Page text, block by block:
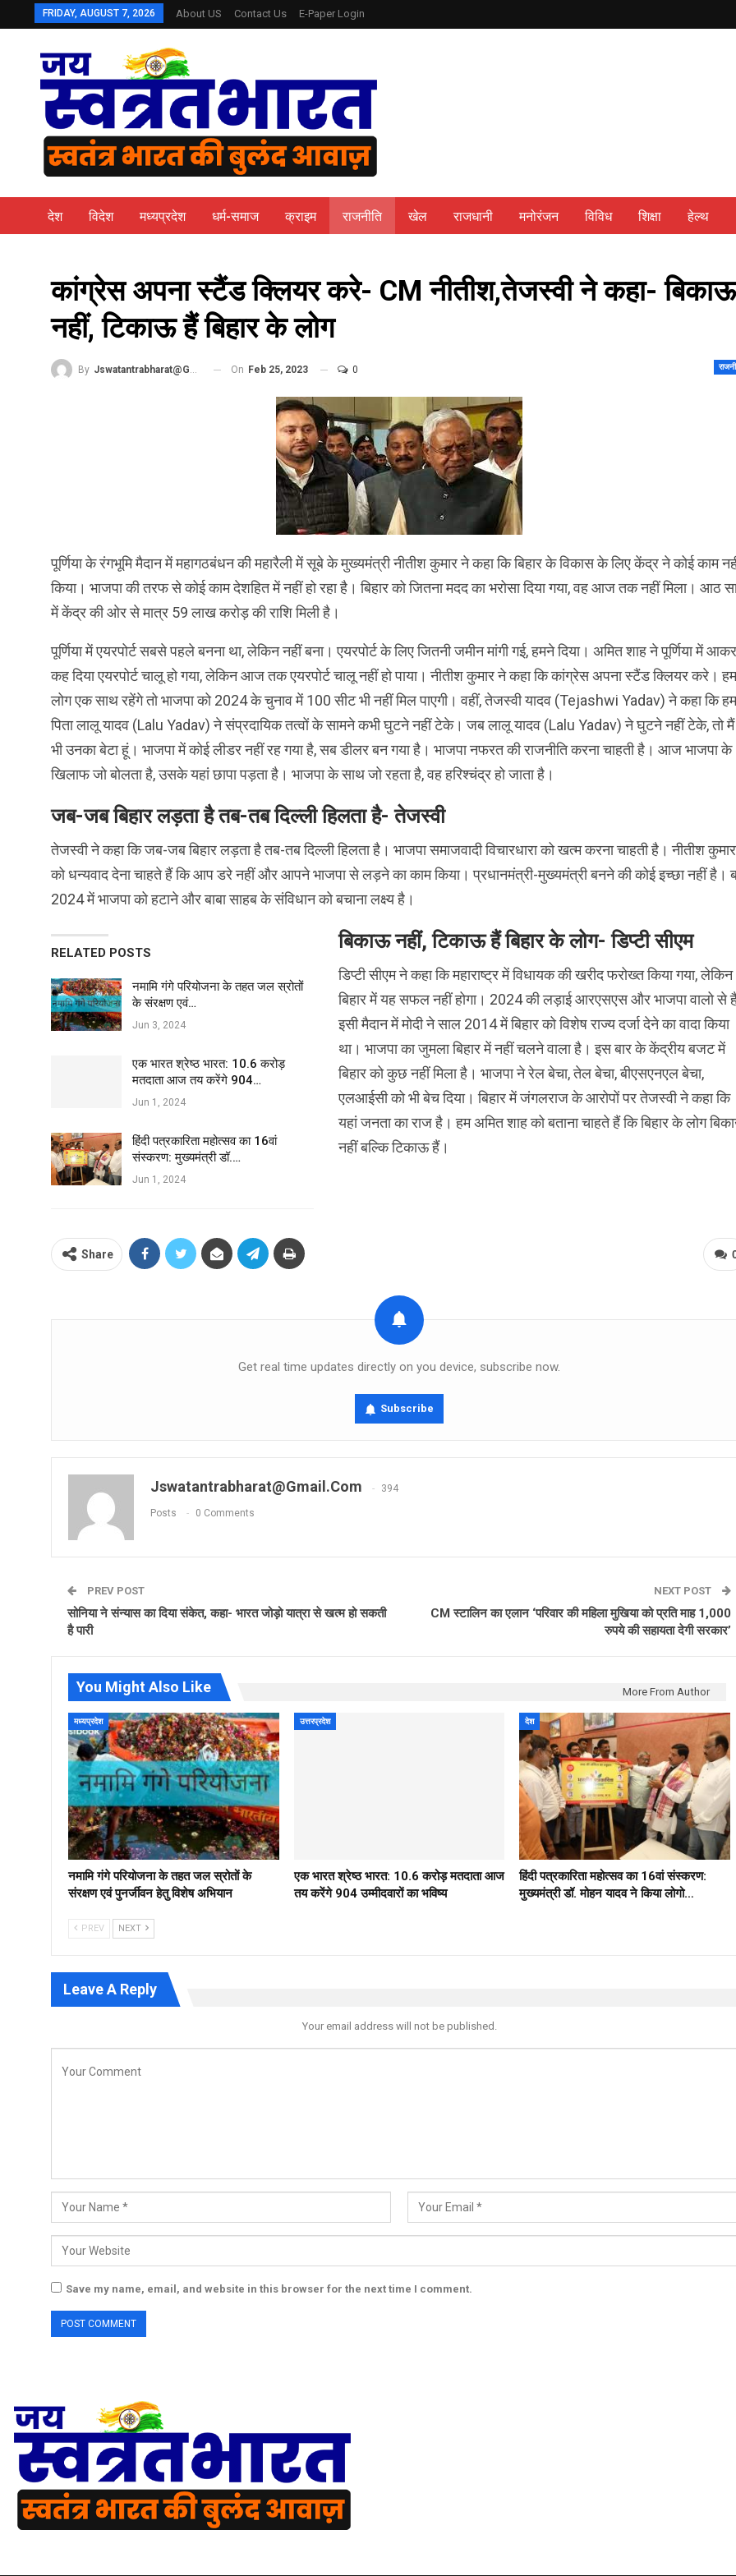
FRIDAY, AUGUST 7, 2026 About US Contact Us E-Paper Login
देश विदेश मध्यप्रदेश धर्म-समाज क्राइम राजनीति खेल राजधानी मनोरंजन विविध शिक्षा हेल्थ
कांग्रेस अपना स्टैंड क्लियर करे- CM नीतीश,तेजस्वी ने कहा- बिकाऊ
नहीं, टिकाऊ हैं बिहार के लोग
By Jswatantrabharat@gmail.com On Feb 25, 2023 0
पूर्णिया के रंगभूमि मैदान में महागठबंधन की महारैली में सूबे के मुख्यमंत्री नीतीश कुमार ने कहा कि बिहार के विकास के लिए केंद्र ने कोई काम
किया। भाजपा की तरफ से कोई काम देशहित में नहीं हो रहा है। बिहार को जितना मदद का भरोसा दिया गया, वह आज तक नहीं मिला। आठ
में केंद्र की ओर से मात्र 59 लाख करोड़ की राशि मिली है।
पूर्णिया में एयरपोर्ट सबसे पहले बनना था, लेकिन नहीं बना। एयरपोर्ट के लिए जितनी जमीन मांगी गई, हमने दिया। अमित शाह ने पूर्णिया में आकर
कह दिया एयरपोर्ट चालू हो गया, लेकिन आज तक एयरपोर्ट चालू नहीं हो पाया। नीतीश कुमार ने कहा कि कांग्रेस अपना स्टैंड क्लियर करे। हम
लोग एक साथ रहेंगे तो भाजपा को 2024 के चुनाव में 100 सीट भी नहीं मिल पाएगी। वहीं, तेजस्वी यादव (Tejashwi Yadav) ने कहा कि
पिता लालू यादव (Lalu Yadav) ने संप्रदायिक तत्वों के सामने कभी घुटने नहीं टेके। जब लालू यादव (Lalu Yadav) ने घुटने नहीं टेके, तो मैं
भी उनका बेटा हूं। भाजपा में कोई लीडर नहीं रह गया है, सब डीलर बन गया है। भाजपा नफरत की राजनीति करना चाहती है। आज भाजपा के
खिलाफ जो बोलता है, उसके यहां छापा पड़ता है। भाजपा के साथ जो रहता है, वह हरिश्चंद्र हो जाता है।
जब-जब बिहार लड़ता है तब-तब दिल्ली हिलता है- तेजस्वी
तेजस्वी ने कहा कि जब-जब बिहार लड़ता है तब-तब दिल्ली हिलता है। भाजपा समाजवादी विचारधारा को खत्म करना चाहती है। नीतीश कुमार
को धन्यवाद देना चाहते हैं कि आप डरे नहीं और आपने भाजपा से लड़ने का काम किया। प्रधानमंत्री-मुख्यमंत्री बनने की कोई इच्छा नहीं है।
2024 में भाजपा को हटाने और बाबा साहब के संविधान को बचाना लक्ष्य है।
RELATED POSTS
नमामि गंगे परियोजना के तहत जल स्रोतों
के संरक्षण एवं…
Jun 3, 2024
एक भारत श्रेष्ठ भारत: 10.6 करोड़
मतदाता आज तय करेंगे 904…
Jun 1, 2024
हिंदी पत्रकारिता महोत्सव का 16वां
संस्करण: मुख्यमंत्री डॉ.…
Jun 1, 2024
बिकाऊ नहीं, टिकाऊ हैं बिहार के लोग- डिप्टी सीएम
डिप्टी सीएम ने कहा कि महाराष्ट्र में विधायक की खरीद फरोख्त किया गया, लेकिन
बिहार में यह सफल नहीं होगा। 2024 की लड़ाई आरएसएस और भाजपा वालो से
इसी मैदान में मोदी ने साल 2014 में बिहार को विशेष राज्य दर्जा देने का वादा किया
था। भाजपा का जुमला बिहार में नहीं चलने वाला है। इस बार के केंद्रीय बजट में
बिहार को कुछ नहीं मिला है। भाजपा ने रेल बेचा, तेल बेचा, बीएसएनएल बेचा,
एलआईसी को भी बेच दिया। बिहार में जंगलराज के आरोपों पर तेजस्वी ने कहा कि
यहां जनता का राज है। हम अमित शाह को बताना चाहते हैं कि बिहार के लोग
नहीं बल्कि टिकाऊ हैं।
Share
Get real time updates directly on you device, subscribe now.
Subscribe
Jswatantrabharat@gmail.com 394
Posts 0 Comments
PREV POST
सोनिया ने संन्यास का दिया संकेत, कहा- भारत जोड़ो यात्रा से खत्म हो सकती
है पारी
NEXT POST
CM स्टालिन का एलान ‘परिवार की महिला मुखिया को प्रति माह 1,000
रुपये की सहायता देगी सरकार’
You Might Also Like More From Author
मध्यप्रदेश
नमामि गंगे परियोजना के तहत जल स्रोतों के
संरक्षण एवं पुनर्जीवन हेतु विशेष अभियान
उत्तरप्रदेश
एक भारत श्रेष्ठ भारत: 10.6 करोड़ मतदाता आज
तय करेंगे 904 उम्मीदवारों का भविष्य
देश
हिंदी पत्रकारिता महोत्सव का 16वां संस्करण:
मुख्यमंत्री डॉ. मोहन यादव ने किया लोगो…
PREV NEXT
Leave A Reply
Your email address will not be published.
Save my name, email, and website in this browser for the next time I comment.